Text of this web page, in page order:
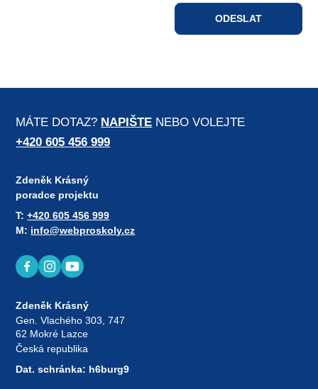
ODESLAT
MÁTE DOTAZ? NAPIŠTE NEBO VOLEJTE
+420 605 456 999
Zdeněk Krásný
poradce projektu
T:+420 605 456 999
M: info@webproskoly.cz
Zdeněk Krásný
Gen. Vlachého 303, 747
62 Mokré Lazce
Česká republika
Dat. schránka: h6burg9